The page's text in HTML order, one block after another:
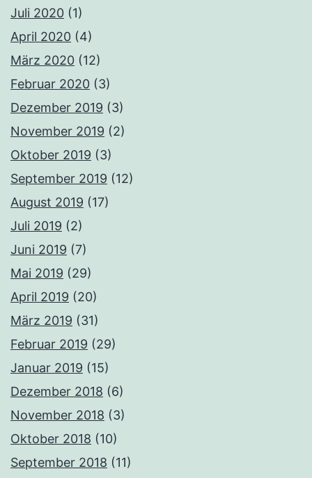
Juli 2020 (1)
April 2020 (4)
März 2020 (12)
Februar 2020 (3)
Dezember 2019 (3)
November 2019 (2)
Oktober 2019 (3)
September 2019 (12)
August 2019 (17)
Juli 2019 (2)
Juni 2019 (7)
Mai 2019 (29)
April 2019 (20)
März 2019 (31)
Februar 2019 (29)
Januar 2019 (15)
Dezember 2018 (6)
November 2018 (3)
Oktober 2018 (10)
September 2018 (11)